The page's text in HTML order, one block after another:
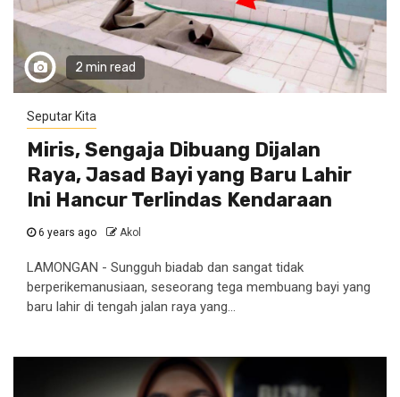
2 min read
Seputar Kita
Miris, Sengaja Dibuang Dijalan
Raya, Jasad Bayi yang Baru Lahir
Ini Hancur Terlindas Kendaraan
6 years ago Akol
LAMONGAN - Sungguh biadab dan sangat tidak
berperikemanusiaan, seseorang tega membuang bayi yang
baru lahir di tengah jalan raya yang...